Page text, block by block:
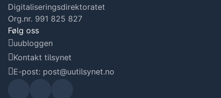
Digitaliseringsdirektoratet
Org.nr. 991 825 827
Følg oss
uubloggen
Kontakt tilsynet
E-post: post@uutilsynet.no